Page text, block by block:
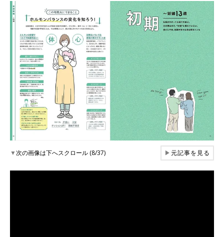
▼次の画像は下へスクロール (8/37) ▶元記事を見る